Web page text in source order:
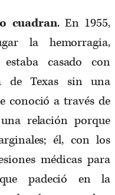
cuadran. En 1955,
la hemorragia,
casado con
de Texas sin una
conoció a través de
relación porque
él, con los
médicas para
padeció en la